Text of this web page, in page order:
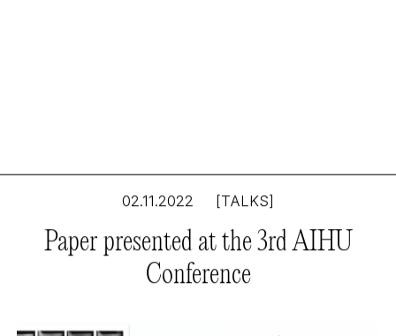
02.11.2022 [TALKS]
Paper presented at the 3rd AIHU
Conference